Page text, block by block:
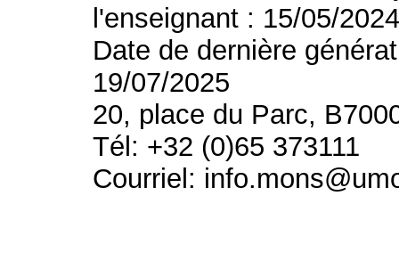
l'enseignant : 15/05/
Date de dernière
19/07/2025
20, place du Parc,
Tél: +32 (0)65 373111
Courriel: